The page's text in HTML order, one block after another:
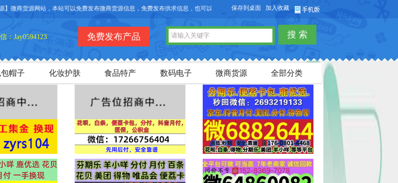
货源网站，本站可以免费发布微商货源信息，免费发布供求信息，也可以免费发布淘宝客商品信息。
保存到桌面 加入收藏
：Jay0594123 搜 索
免费发布产品
帽子 化妆护肤 食品特产 数码电子 微商货源 全部分类